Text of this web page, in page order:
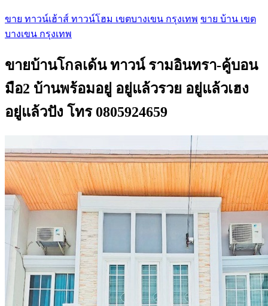
ขาย ทาวน์เฮ้าส์ ทาวน์โฮม เขตบางเขน กรุงเทพ ขาย บ้าน เขต
บางเขน กรุงเทพ
ขายบ้านโกลเด้น ทาวน์ รามอินทรา-คู้บอน
มือ2 บ้านพร้อมอยู่ อยู่แล้วรวย อยู่แล้วเฮง
อยู่แล้วปัง โทร 0805924659